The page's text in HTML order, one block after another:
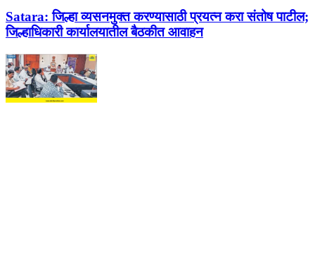
Satara: जिल्हा व्यसनमुक्त करण्यासाठी प्रयत्न करा संतोष पाटील;
जिल्हाधिकारी कार्यालयातील बैठकीत आवाहन